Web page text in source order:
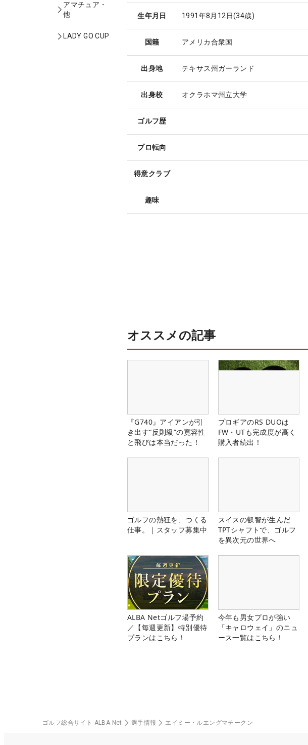
アマチュア・
他
LADY GO CUP
生年月日 1991年8月12日(34歳)
国籍 アメリカ合衆国
出身地 テキサス州ガーランド
出身校 オクラホマ州立大学
ゴルフ歴
プロ転向
得意クラブ
趣味
オススメの記事
『G740』アイアンが引
き出す“反則級”の寛容性
と飛びは本当だった！
プロギアのRS DUOは
FW・UTも完成度が高く
購入者続出！
ゴルフの熱狂を、つくる
仕事。｜スタッフ募集中
スイスの叡智が生んだ
TPTシャフトで、ゴルフ
を異次元の世界へ
ALBA Netゴルフ場予約
／【毎週更新】特別優待
プランはこちら！
今年も男女プロが強い
「キャロウェイ」のニュ
ース一覧はこちら！
ゴルフ総合サイト ALBA Net 選手情報 エイミー・ルエングマチークン